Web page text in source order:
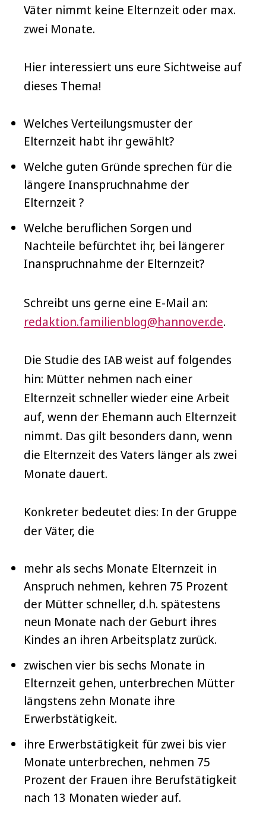
Väter nimmt keine Elternzeit oder max.
zwei Monate.
Hier interessiert uns eure Sichtweise auf
dieses Thema!
Welches Verteilungsmuster der
Elternzeit habt ihr gewählt?
Welche guten Gründe sprechen für die
längere Inanspruchnahme der
Elternzeit ?
Welche beruflichen Sorgen und
Nachteile befürchtet ihr, bei längerer
Inanspruchnahme der Elternzeit?
Schreibt uns gerne eine E-Mail an:
redaktion.familienblog@hannover.de.
Die Studie des IAB weist auf folgendes
hin: Mütter nehmen nach einer
Elternzeit schneller wieder eine Arbeit
auf, wenn der Ehemann auch Elternzeit
nimmt. Das gilt besonders dann, wenn
die Elternzeit des Vaters länger als zwei
Monate dauert.
Konkreter bedeutet dies: In der Gruppe
der Väter, die
mehr als sechs Monate Elternzeit in
Anspruch nehmen, kehren 75 Prozent
der Mütter schneller, d.h. spätestens
neun Monate nach der Geburt ihres
Kindes an ihren Arbeitsplatz zurück.
zwischen vier bis sechs Monate in
Elternzeit gehen, unterbrechen Mütter
längstens zehn Monate ihre
Erwerbstätigkeit.
ihre Erwerbstätigkeit für zwei bis vier
Monate unterbrechen, nehmen 75
Prozent der Frauen ihre Berufstätigkeit
nach 13 Monaten wieder auf.